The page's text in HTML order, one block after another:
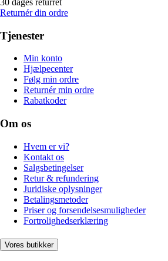
30 dages returret
Returnér din ordre
Tjenester
Min konto
Hjælpecenter
Følg min ordre
Returnér min ordre
Rabatkoder
Om os
Hvem er vi?
Kontakt os
Salgsbetingelser
Retur & refundering
Juridiske oplysninger
Betalingsmetoder
Priser og forsendelsesmuligheder
Fortrolighedserklæring
Vores butikker